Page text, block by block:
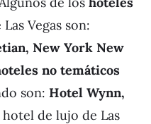
Vegas son:
New York New
no temáticos
son: Hotel Wynn,
de lujo de Las